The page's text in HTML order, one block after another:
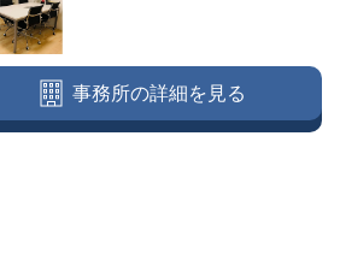
事務所の詳細を見る